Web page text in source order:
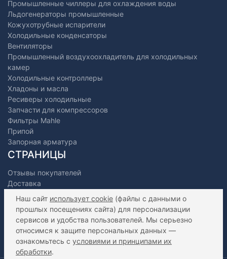
Промышленные чиллеры для охлаждения воды
Льдогенераторы промышленные
Кожухотрубные испарители
Холодильные конденсаторы
Вентиляторы
Промышленный воздухоохладитель для холодильных
камер
Холодильные контроллеры
Хладоны и масла
Ресиверы холодильные
Запчасти для компрессоров
Фильтры Mahle
Припой
Запорная арматура
СТРАНИЦЫ
Отзывы покупателей
Доставка
Оплата
Как сделать заказ?
Дилерам
Статьи
Наш сайт использует cookie (файлы с данными о
прошлых посещениях сайта) для персонализации
сервисов и удобства пользователей. Мы серьезно
относимся к защите персональных данных —
ознакомьтесь с условиями и принципами их
обработки.